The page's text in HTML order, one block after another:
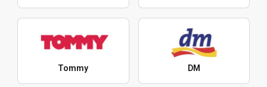
Tommy DM